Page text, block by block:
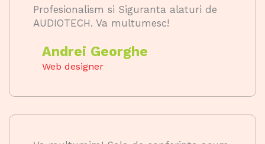
Profesionalism si Siguranta alaturi de
AUDIOTECH. Va multumesc!
Andrei Georghe
Web designer